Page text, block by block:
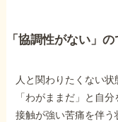
「協調性がない」
人と関わりたくない状
「わがままだ」と自
接触が強い苦痛を伴